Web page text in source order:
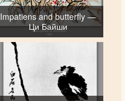
Impatiens and butterfly —
Ци Байши